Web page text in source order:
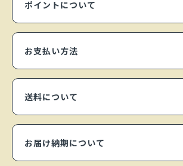
ポイントについて
お支払い方法
送料について
お届け納期について